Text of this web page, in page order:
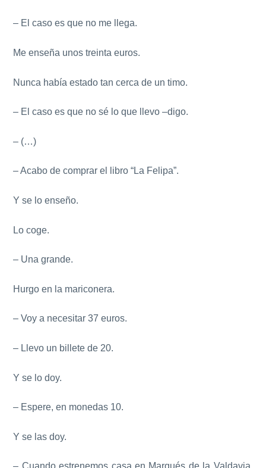
– El caso es que no me llega.
Me enseña unos treinta euros.
Nunca había estado tan cerca de un timo.
– El caso es que no sé lo que llevo –digo.
– (…)
– Acabo de comprar el libro “La Felipa”.
Y se lo enseño.
Lo coge.
– Una grande.
Hurgo en la mariconera.
– Voy a necesitar 37 euros.
– Llevo un billete de 20.
Y se lo doy.
– Espere, en monedas 10.
Y se las doy.